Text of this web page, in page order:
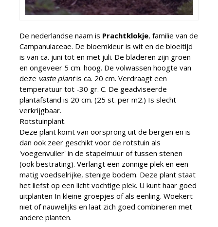
De nederlandse naam is Prachtklokje, familie van de
Campanulaceae. De bloemkleur is wit en de bloeitijd
is van ca. juni tot en met juli. De bladeren zijn groen
en ongeveer 5 cm. hoog. De volwassen hoogte van
deze vaste plantis ca. 20 cm. Verdraagt een
temperatuur tot -30 gr. C. De geadviseerde
plantafstand is 20 cm. (25 st. per m2.) Is slecht
verkrijgbaar.
Rotstuinplant.
Deze plant komt van oorsprong uit de bergen en is
dan ook zeer geschikt voor de rotstuin als
'voegenvuller' in de stapelmuur of tussen stenen
(ook bestrating). Verlangt een zonnige plek en een
matig voedselrijke, stenige bodem. Deze plant staat
het liefst op een licht vochtige plek. U kunt haar goed
uitplanten In kleine groepjes of als eenling. Woekert
niet of nauwelijks en laat zich goed combineren met
andere planten.